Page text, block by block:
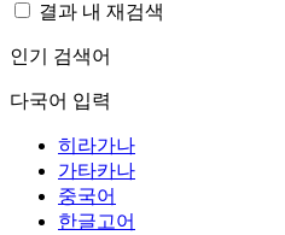
결과 내 재검색
인기 검색어
다국어 입력
히라가나
가타카나
중국어
한글고어